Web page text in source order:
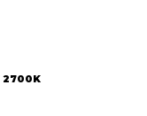
2700K